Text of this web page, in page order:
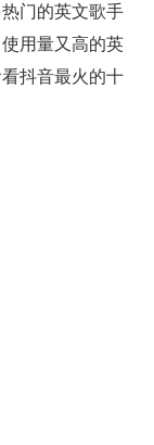
门的英文歌手
用量又高的英
抖音最火的十